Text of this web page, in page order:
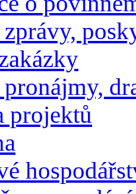
pronájmy,
projektů